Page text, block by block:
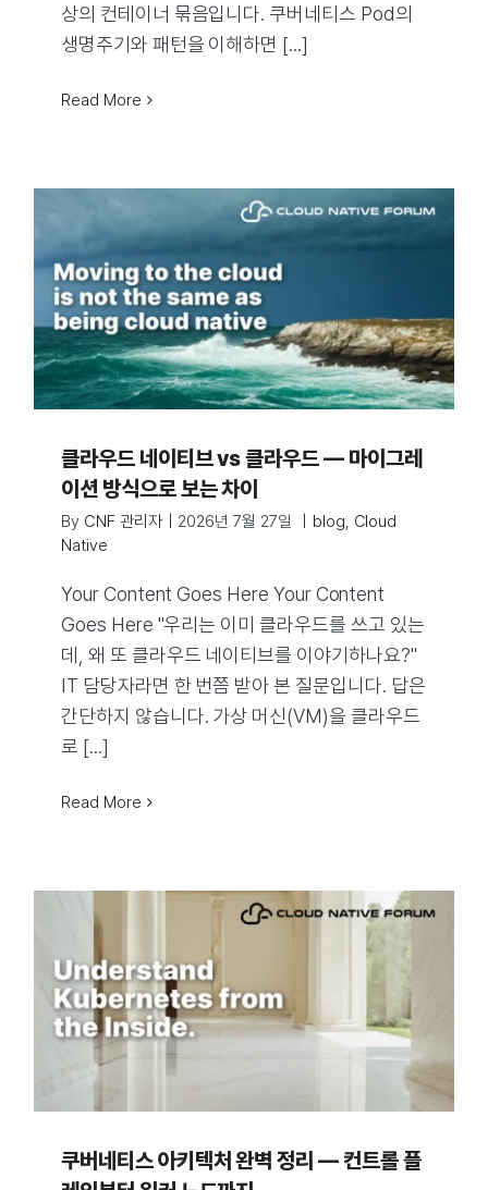
상의 컨테이너 묶음입니다. 쿠버네티스 Pod의
생명주기와 패턴을 이해하면 [...]
Read More
클라우드 네이티브 vs 클라우드 — 마이그레
이션 방식으로 보는 차이
By CNF 관리자 2026년 7월 27일 blog, Cloud
Native
Your Content Goes Here Your Content
Goes Here "우리는 이미 클라우드를 쓰고 있는
데, 왜 또 클라우드 네이티브를 이야기하나요?"
IT 담당자라면 한 번쯤 받아 본 질문입니다. 답은
간단하지 않습니다. 가상 머신(VM)을 클라우드
로 [...]
Read More
쿠버네티스 아키텍처 완벽 정리 — 컨트롤 플